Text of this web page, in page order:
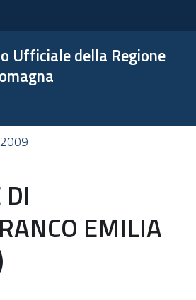
Ufficiale della Regione
EMILIA